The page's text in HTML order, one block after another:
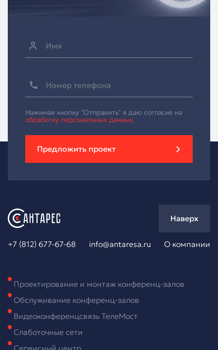
Нажимая кнопку "Отправить" я даю согласие на
обработку персональных данных.
Предложить проект
+7 (812) 677-67-68 info@antaresa.ru О компании
Наверх
Проектирование и монтаж конференц-залов
Обслуживание конференц-залов
Видеоконференцсвязь ТелеМост
Слаботочные сети
Сервисный центр